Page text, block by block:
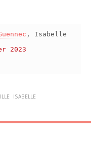
, Isabelle
2023
ISABELLE